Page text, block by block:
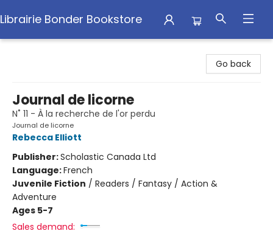
Librairie Bonder Bookstore
Go back
Journal de licorne
N˚ 11 - À la recherche de l'or perdu
Journal de licorne
Rebecca Elliott
Publisher:Scholastic Canada Ltd
Language:French
Juvenile Fiction / Readers / Fantasy / Action &
Adventure
Ages 5-7
Sales demand: